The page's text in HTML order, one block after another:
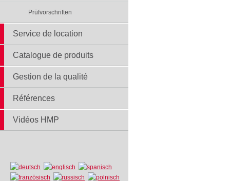
Prüfvorschriften
Service de location
Catalogue de produits
Gestion de la qualité
Références
Vidéos HMP